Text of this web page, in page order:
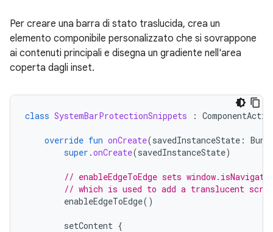
Per creare una barra di stato traslucida, crea un
elemento componibile personalizzato che si sovrappone
ai contenuti principali e disegna un gradiente nell'area
coperta dagli inset.
class SystemBarProtectionSnippets :
override fun onCreate(savedInstanceState :
super .onCreate(savedInstanceState)
// enableEdgeToEdge sets
// which is used to add a translucent
enableEdgeToEdge()
setContent {